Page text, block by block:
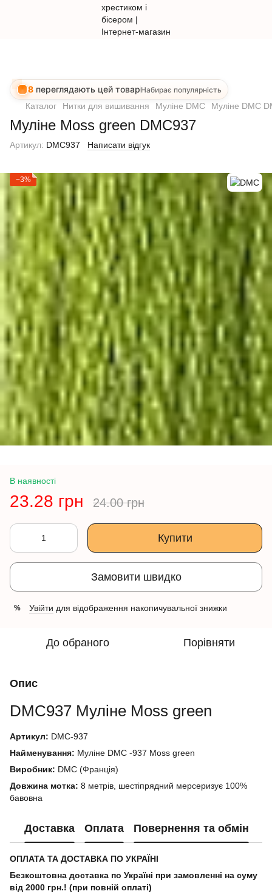
8 переглядають цей товар Набирає популярність
Каталог Нитки для вишивання Муліне DMC Муліне DMC
Муліне Moss green DMC937
Артикул: DMC937 Написати відгук
−3%
В наявності
23.28 грн 24.00 грн
Купити
Замовити швидко
% Увійти для відображення накопичувальної знижки
До обраного Порівняти
Опис
DMC937 Муліне Moss green
Артикул: DMC-937
Найменування: Муліне DMC -937 Moss green
Виробник: DMC (Франція)
Довжина мотка: 8 метрів, шестіпрядний мерсеризує 100%
бавовна
Доставка Оплата Повернення та обмін
ОПЛАТА ТА ДОСТАВКА ПО УКРАЇНІ
Безкоштовна доставка по Україні при замовленні на суму
від 2000 грн.! (при повній оплаті)